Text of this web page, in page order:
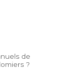
de
?